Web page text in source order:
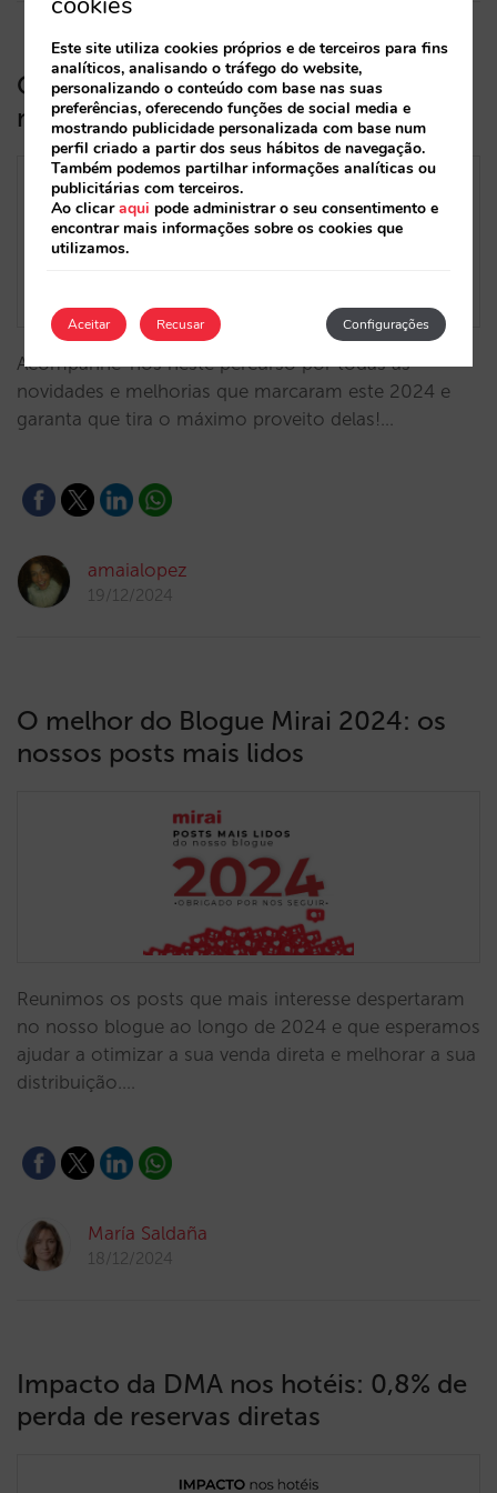
O que fizemos em 2024 que pode
melhorar o seu dia a dia
Acompanhe-nos neste percurso por todas as
novidades e melhorias que marcaram este 2024 e
garanta que tira o máximo proveito delas!…
amaialopez
19/12/2024
O melhor do Blogue Mirai 2024: os
nossos posts mais lidos
Reunimos os posts que mais interesse despertaram
no nosso blogue ao longo de 2024 e que esperamos
ajudar a otimizar a sua venda direta e melhorar a sua
distribuição.…
María Saldaña
18/12/2024
Impacto da DMA nos hotéis: 0,8% de
perda de reservas diretas
Este site utiliza cookies próprios e de terceiros para fins
analíticos, analisando o tráfego do website,
personalizando o conteúdo com base nas suas
preferências, oferecendo funções de social media e
mostrando publicidade personalizada com base num
perfil criado a partir dos seus hábitos de navegação.
Também podemos partilhar informações analíticas ou
publicitárias com terceiros.
Ao clicaraqui pode administrar o seu consentimento e
encontrar mais informações sobre os cookies que
utilizamos.
Aceitar Configurações
Recusar